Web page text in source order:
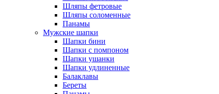
Шляпы фетровые
Шляпы соломенные
Панамы
Мужские шапки
Шапки бини
Шапки с помпоном
Шапки ушанки
Шапки удлиненные
Балаклавы
Береты